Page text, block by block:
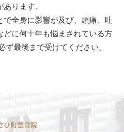
ります。
で全身に影響が及び、頭痛、吐
どに何十年も悩まされている方
ず最後まで受けてください。